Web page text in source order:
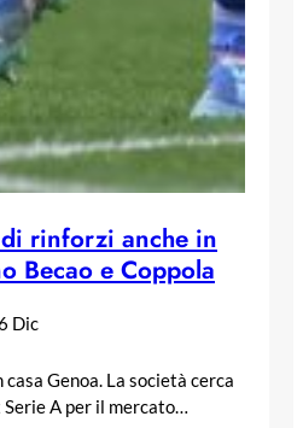
rinforzi anche in
Becao e Coppola
Dic
Genoa. La società cerca
A per il mercato…